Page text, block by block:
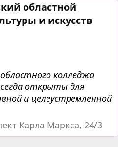
областной
и искусств
колледжа
открыты для
и целеустремленной
Карла Маркса, 24/3